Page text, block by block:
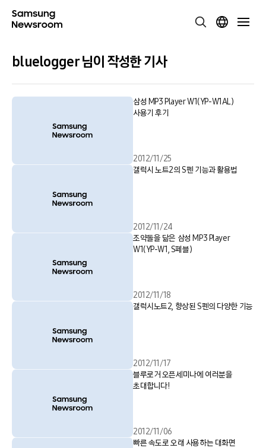
bluelogger 님이 작성한 기사
삼성 MP3 Player W1(YP-W1AL)
사용기 후기
2012/11/25
갤럭시 노트2의 S펜 기능과 활용법
2012/11/24
조약돌을 닮은 삼성 MP3 Player
W1(YP-W1, S페블)
2012/11/18
갤럭시노트2, 향상된 S펜의 다양한 기능
2012/11/17
블루로거 오픈세미나에 여러분을
초대합니다!
2012/11/06
빠른 속도로 오래 사용하는 대화면